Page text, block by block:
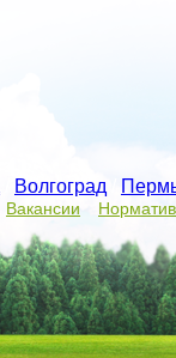
Волгоград
Вакансии